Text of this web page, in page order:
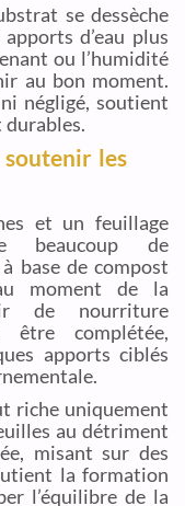
se dessèche
d’eau plus
ou l’humidité
au bon moment.
négligé, soutient
les
et un feuillage
beaucoup de
base de compost
moment de la
de nourriture
être complétée,
apports ciblés
riche uniquement
au détriment
misant sur des
la formation
l’équilibre de la